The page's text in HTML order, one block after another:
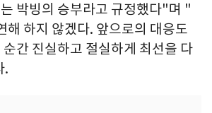
박빙의 승부라고 규정했다"며 "
해 하지 않겠다. 앞으로의 대응도
간 진실하고 절실하게 최선을 다
.